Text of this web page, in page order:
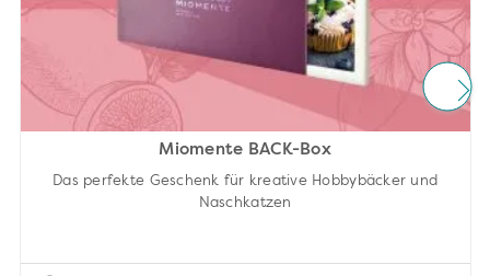
Miomente BACK-Box
Das perfekte Geschenk für kreative Hobbybäcker und
Naschkatzen